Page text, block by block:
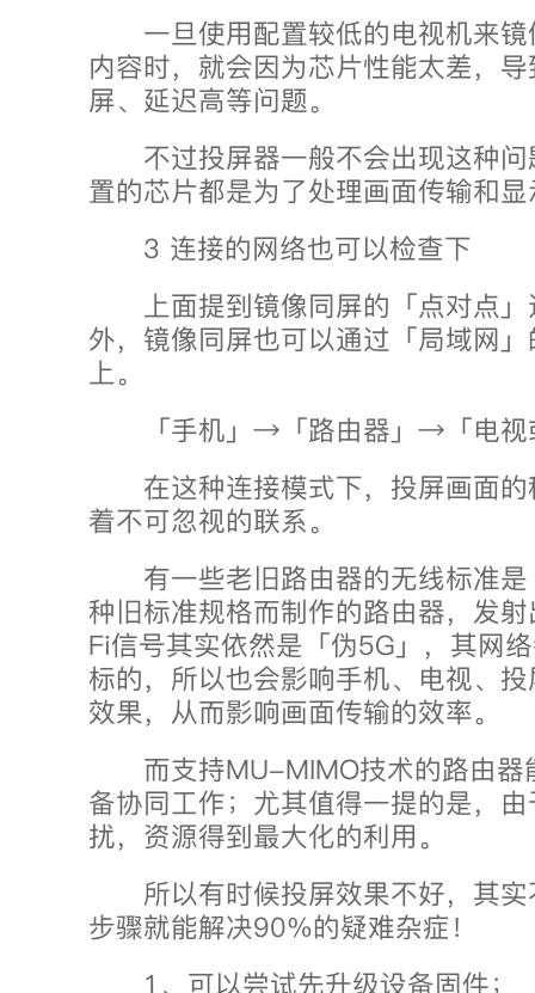
一旦使用配置较低的电视机来镜
内容时，就会因为芯片性能太差，
屏、延迟高等问题。
不过投屏器一般不会出现这种问
置的芯片都是为了处理画面传输和
3 连接的网络也可以检查下
上面提到镜像同屏的「点对点」
外，镜像同屏也可以通过「局域网
上。
「手机」→「路由器」→「电视
在这种连接模式下，投屏画面的
着不可忽视的联系。
有一些老旧路由器的无线标准是
种旧标准规格而制作的路由器，发
Fi信号其实依然是「伪5G」，其网
标的，所以也会影响手机、电视、
效果，从而影响画面传输的效率。
而支持MU-MIMO技术的路由器
备协同工作；尤其值得一提的是，
扰，资源得到最大化的利用。
所以有时候投屏效果不好，其实
步骤就能解决90%的疑难杂症！
1、可以尝试先升级设备固件；